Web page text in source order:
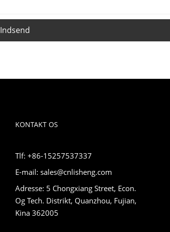
Indsend
KONTAKT OS
Tlf: +86-15257537337
E-mail: sales@cnlisheng.com
Adresse: 5 Chongxiang Street, Econ.
Og Tech. Distrikt, Quanzhou, Fujian,
Kina 362005